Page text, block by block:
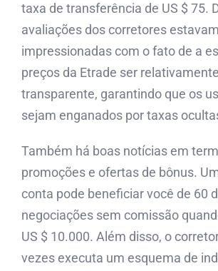
taxa de transferência de US $ 75.
avaliações dos corretores estavam
impressionadas com o fato de a
preços da Etrade ser relativamente
transparente, garantindo que os
sejam enganados por taxas
Também há boas notícias em
promoções e ofertas de bônus.
conta pode beneficiar você de 60
negociações sem comissão
US $ 10.000. Além disso, o
vezes executa um esquema de